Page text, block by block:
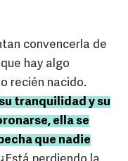
convencerla de
hay algo
recién nacido.
tranquilidad y su
ella se
que nadie